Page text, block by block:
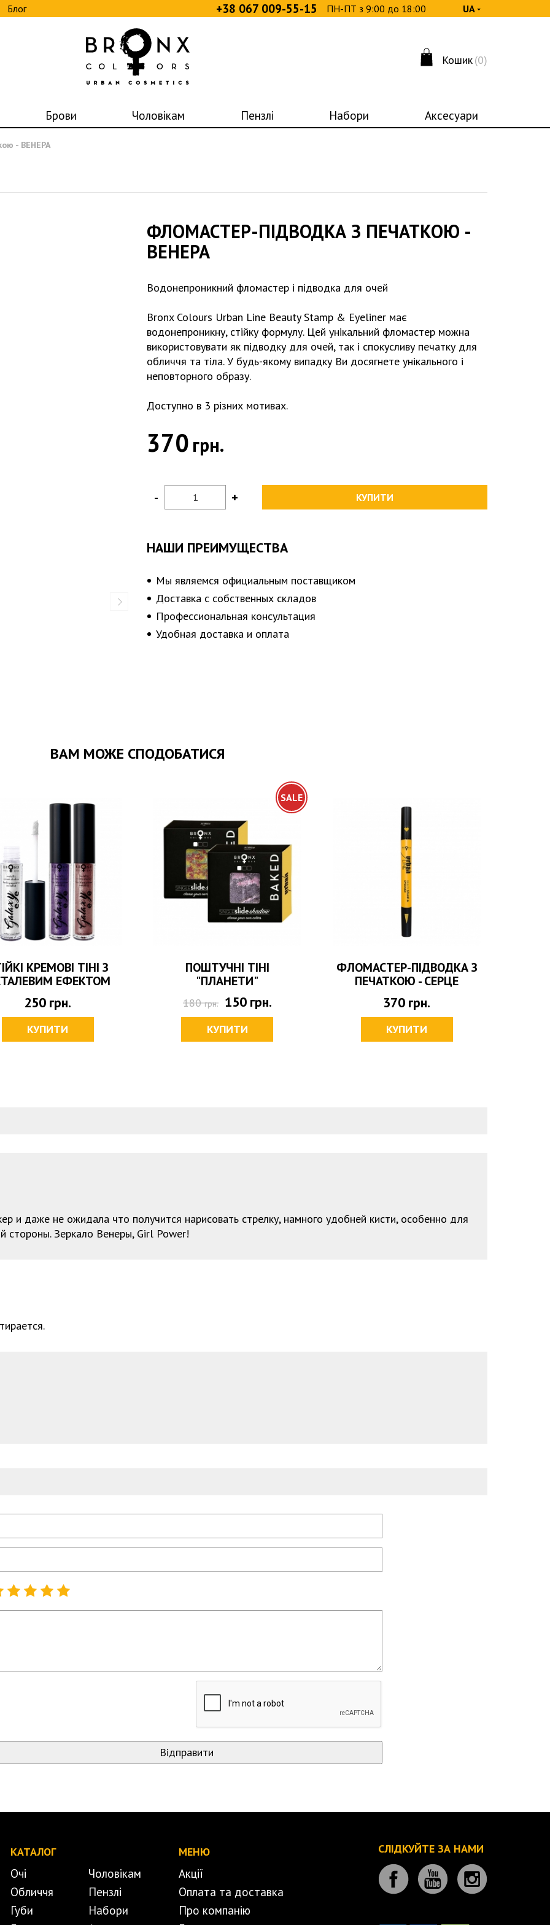
Блог +38 067 009-55-15 ПН-ПТ з 9:00 до 18:00 UА
Кошик(0)
Брови Чоловікам Пензлі Набори Аксесуари
- ВЕНЕРА
ФЛОМАСТЕР-ПІДВОДКА З ПЕЧАТКОЮ -
ВЕНЕРА
Водонепроникний фломастер і підводка для очей
Bronx Colours Urban Line Beauty Stamp & Eyeliner має
водонепроникну, стійку формулу. Цей унікальний фломастер можна
використовувати як підводку для очей, так і спокусливу печатку для
обличчя та тіла. У будь-якому випадку Ви досягнете унікального і
неповторного образу.
Доступно в 3 різних мотивах.
370 грн.
+
- КУПИТИ
НАШИ ПРЕИМУЩЕСТВА
Мы являемся официальным поставщиком
Доставка с собственных складов
Профессиональная консультация
Удобная доставка и оплата
ВАМ МОЖЕ СПОДОБАТИСЯ
КРЕМОВІ ТІНІ З
ЕФЕКТОМ
250 грн.
КУПИТИ
SALE
ПОШТУЧНІ ТІНІ
"ПЛАНЕТИ"
180 грн. 150 грн.
КУПИТИ
ФЛОМАСТЕР-ПІДВОДКА З
ПЕЧАТКОЮ - СЕРЦЕ
370 грн.
КУПИТИ
и даже не ожидала что получится нарисовать стрелку, намного удобней кисти, особенно для
стороны. Зеркало Венеры, Girl Power!
КАТАЛОГ
Очі
Обличчя
Губи
Чоловікам
Пензлі
Набори
МЕНЮ
Акції
Оплата та доставка
Про компанію
СЛІДКУЙТЕ ЗА НАМИ